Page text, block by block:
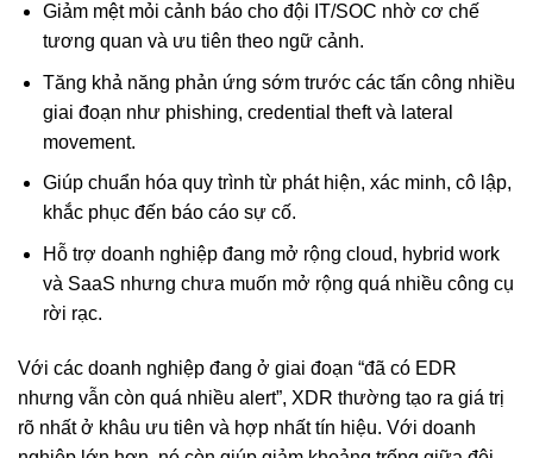
Giảm mệt mỏi cảnh báo cho đội IT/SOC nhờ cơ chế
tương quan và ưu tiên theo ngữ cảnh.
Tăng khả năng phản ứng sớm trước các tấn công nhiều
giai đoạn như phishing, credential theft và lateral
movement.
Giúp chuẩn hóa quy trình từ phát hiện, xác minh, cô lập,
khắc phục đến báo cáo sự cố.
Hỗ trợ doanh nghiệp đang mở rộng cloud, hybrid work
và SaaS nhưng chưa muốn mở rộng quá nhiều công cụ
rời rạc.
Với các doanh nghiệp đang ở giai đoạn “đã có EDR
nhưng vẫn còn quá nhiều alert”, XDR thường tạo ra giá trị
rõ nhất ở khâu ưu tiên và hợp nhất tín hiệu. Với doanh